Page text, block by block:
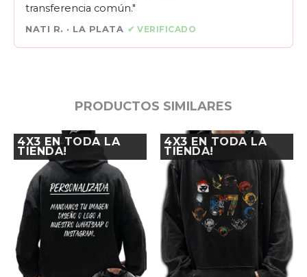
transferencia común."
NATI R. · LA PLATA ✔ VERIFICADO
PRODUCTOS SIMILARES
4X3 EN TODA LA
TIENDA!
4X3 EN TODA LA
TIENDA!